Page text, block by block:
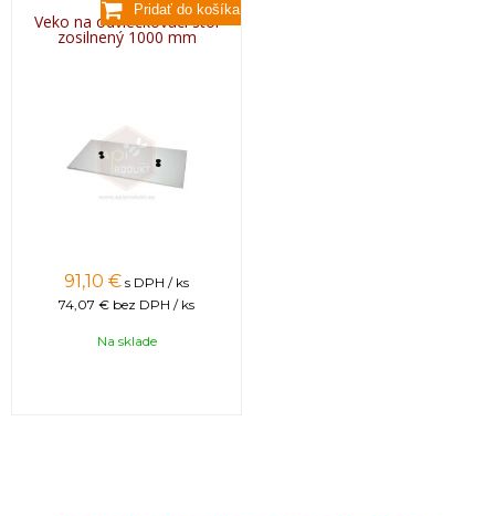
Veko na odviečkovací stôl
zosilnený 1000 mm
91,10 € s DPH / ks
74,07 € bez DPH / ks
Na sklade